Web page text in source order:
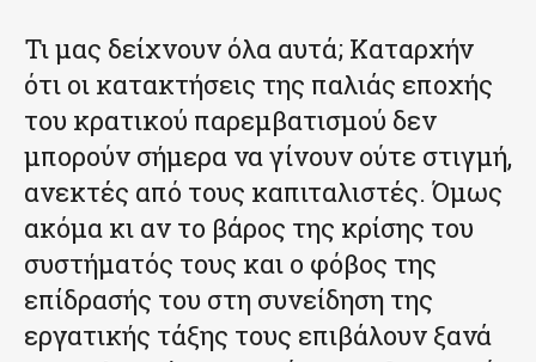
Τι μας δείχνουν όλα αυτά; Καταρχήν
ότι οι κατακτήσεις της παλιάς εποχής
του κρατικού παρεμβατισμού δεν
μπορούν σήμερα να γίνουν ούτε στιγμή,
ανεκτές από τους καπιταλιστές. Όμως
ακόμα κι αν το βάρος της κρίσης του
συστήματός τους και ο φόβος της
επίδρασής του στη συνείδηση της
εργατικής τάξης τους επιβάλουν ξανά